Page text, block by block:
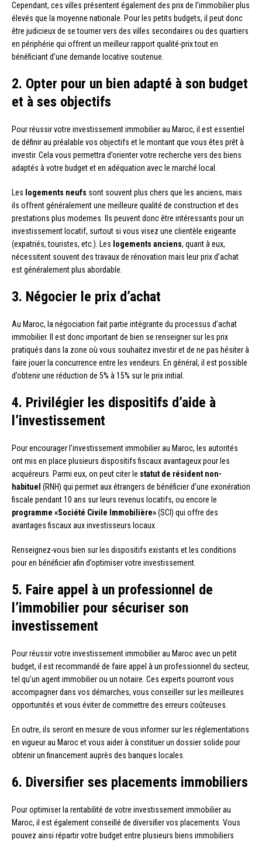
Cependant, ces villes présentent également des prix de l’immobilier plus
élevés que la moyenne nationale. Pour les petits budgets, il peut donc
être judicieux de se tourner vers des villes secondaires ou des quartiers
en périphérie qui offrent un meilleur rapport qualité-prix tout en
bénéficiant d’une demande locative soutenue.
2. Opter pour un bien adapté à son budget
et à ses objectifs
Pour réussir votre investissement immobilier au Maroc, il est essentiel
de définir au préalable vos objectifs et le montant que vous êtes prêt à
investir. Cela vous permettra d’orienter votre recherche vers des biens
adaptés à votre budget et en adéquation avec le marché local.
Les logements neufs sont souvent plus chers que les anciens, mais
ils offrent généralement une meilleure qualité de construction et des
prestations plus modernes. Ils peuvent donc être intéressants pour un
investissement locatif, surtout si vous visez une clientèle exigeante
(expatriés, touristes, etc.). Les logements anciens, quant à eux,
nécessitent souvent des travaux de rénovation mais leur prix d’achat
est généralement plus abordable.
3. Négocier le prix d’achat
Au Maroc, la négociation fait partie intégrante du processus d’achat
immobilier. Il est donc important de bien se renseigner sur les prix
pratiqués dans la zone où vous souhaitez investir et de ne pas hésiter à
faire jouer la concurrence entre les vendeurs. En général, il est possible
d’obtenir une réduction de 5% à 15% sur le prix initial.
4. Privilégier les dispositifs d’aide à
l’investissement
Pour encourager l’investissement immobilier au Maroc, les autorités
ont mis en place plusieurs dispositifs fiscaux avantageux pour les
acquéreurs. Parmi eux, on peut citer le statut de résident non-
habituel (RNH) qui permet aux étrangers de bénéficier d’une exonération
fiscale pendant 10 ans sur leurs revenus locatifs, ou encore le
programme «Société Civile Immobilière»(SCI) qui offre des
avantages fiscaux aux investisseurs locaux.
Renseignez-vous bien sur les dispositifs existants et les conditions
pour en bénéficier afin d’optimiser votre investissement.
5. Faire appel à un professionnel de
l’immobilier pour sécuriser son
investissement
Pour réussir votre investissement immobilier au Maroc avec un petit
budget, il est recommandé de faire appel à un professionnel du secteur,
tel qu’un agent immobilier ou un notaire. Ces experts pourront vous
accompagner dans vos démarches, vous conseiller sur les meilleures
opportunités et vous éviter de commettre des erreurs coûteuses.
En outre, ils seront en mesure de vous informer sur les réglementations
en vigueur au Maroc et vous aider à constituer un dossier solide pour
obtenir un financement auprès des banques locales.
6. Diversifier ses placements immobiliers
Pour optimiser la rentabilité de votre investissement immobilier au
Maroc, il est également conseillé de diversifier vos placements. Vous
pouvez ainsi répartir votre budget entre plusieurs biens immobiliers